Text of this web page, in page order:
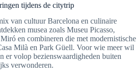
tijdens de citytrip
van cultuur Barcelona en culinaire
musea zoals Museu Picasso,
en combineren die met modernistische
Milà en Park Güell. Voor wie meer wil
er volop bezienswaardigheden buiten
verwonderen.